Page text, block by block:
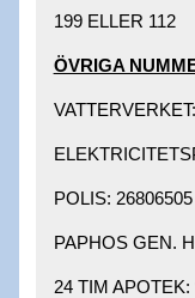
199 ELLER 112​
ÖVRIGA
POLIS: 26806505 ​
PAPHOS GEN.
24 TIM APOTEK: